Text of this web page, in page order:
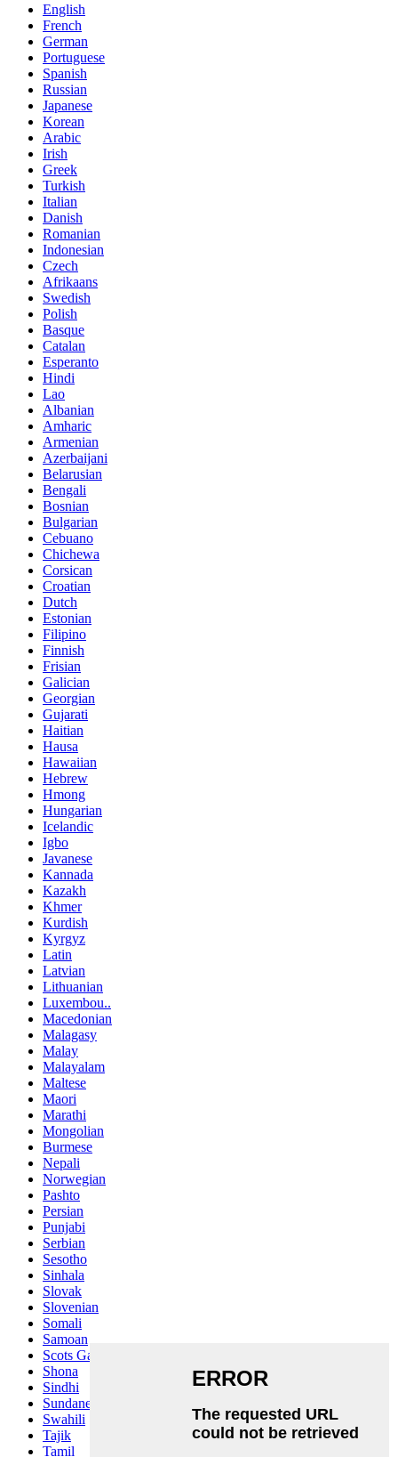
English
French
German
Portuguese
Spanish
Russian
Japanese
Korean
Arabic
Irish
Greek
Turkish
Italian
Danish
Romanian
Indonesian
Czech
Afrikaans
Swedish
Polish
Basque
Catalan
Esperanto
Hindi
Lao
Albanian
Amharic
Armenian
Azerbaijani
Belarusian
Bengali
Bosnian
Bulgarian
Cebuano
Chichewa
Corsican
Croatian
Dutch
Estonian
Filipino
Finnish
Frisian
Galician
Georgian
Gujarati
Haitian
Hausa
Hawaiian
Hebrew
Hmong
Hungarian
Icelandic
Igbo
Javanese
Kannada
Kazakh
Khmer
Kurdish
Kyrgyz
Latin
Latvian
Lithuanian
Luxembou..
Macedonian
Malagasy
Malay
Malayalam
Maltese
Maori
Marathi
Mongolian
Burmese
Nepali
Norwegian
Pashto
Persian
Punjabi
Serbian
Sesotho
Sinhala
Slovak
Slovenian
Somali
Samoan
Scots Gaelic
Shona
Sindhi
Sundanese
Swahili
Tajik
Tamil